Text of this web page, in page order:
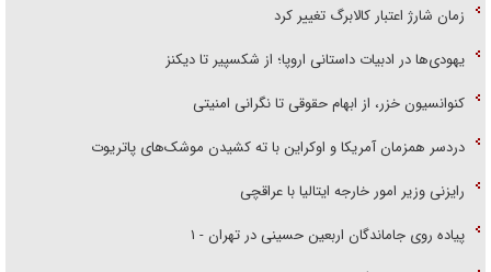
زمان شارژ اعتبار کالابرگ تغییر کرد
یهودی‌ها در ادبیات داستانی اروپا؛ از شکسپیر تا دیکنز
کنوانسیون خزر، از ابهام حقوقی تا نگرانی امنیتی
دردسر همزمان آمریکا و اوکراین با ته کشیدن موشک‌های پاتریوت
رایزنی وزیر امور خارجه ایتالیا با عراقچی
پیاده روی جاماندگان اربعین حسینی در تهران - ۱